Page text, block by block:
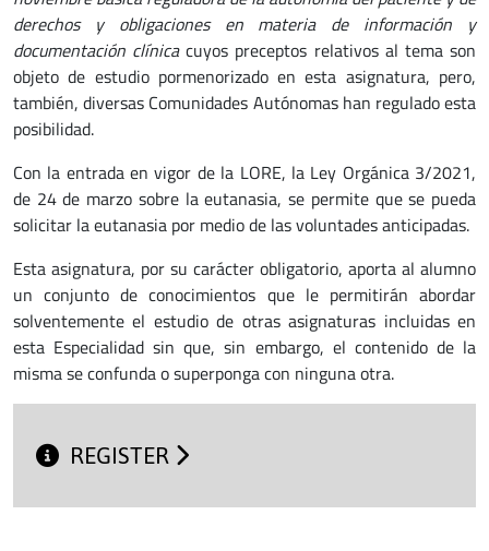
derechos y obligaciones en materia de información y
documentación clínicacuyos preceptos relativos al tema son
objeto de estudio pormenorizado en esta asignatura, pero,
también, diversas Comunidades Autónomas han regulado esta
posibilidad.
Con la entrada en vigor de la LORE, la Ley Orgánica 3/2021,
de 24 de marzo sobre la eutanasia, se permite que se pueda
solicitar la eutanasia por medio de las voluntades anticipadas.
Esta asignatura, por su carácter obligatorio, aporta al alumno
un conjunto de conocimientos que le permitirán abordar
solventemente el estudio de otras asignaturas incluidas en
esta Especialidad sin que, sin embargo, el contenido de la
misma se confunda o superponga con ninguna otra.
REGISTER